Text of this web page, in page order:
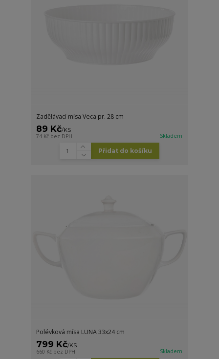
Zadělávací mísa Veca pr. 28 cm
89 Kč/KS
74 Kč bez DPH Skladem
Přidat do košíku
Polévková mísa LUNA 33x24 cm
799 Kč/KS
660 Kč bez DPH Skladem